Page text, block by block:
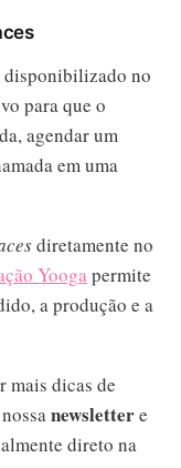
disponibilizado no
para que o
agendar um
em uma
diretamente no
Yoogapermite
a produção e a
mais dicas de
newslettere
direto na